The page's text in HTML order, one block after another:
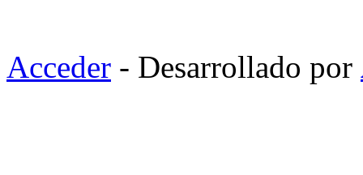
Acceder - Desarrollado por